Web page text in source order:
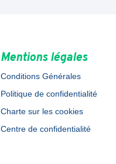
Mentions légales
Conditions Générales
Politique de confidentialité
Charte sur les cookies
Centre de confidentialité